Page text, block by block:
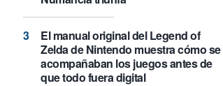
El manual original del Legend of
Zelda de Nintendo muestra cómo se
acompañaban los juegos antes de
que todo fuera digital